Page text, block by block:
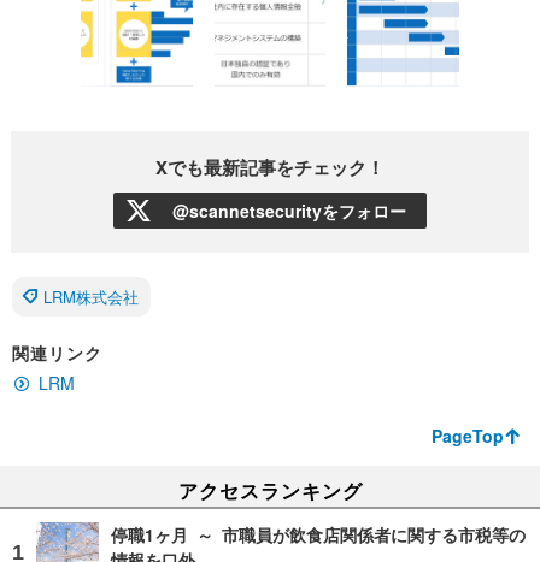
Xでも最新記事をチェック！
@scannetsecurityをフォロー
LRM株式会社
関連リンク
LRM
PageTop
アクセスランキング
停職1ヶ月 ～ 市職員が飲食店関係者に関する市税等の